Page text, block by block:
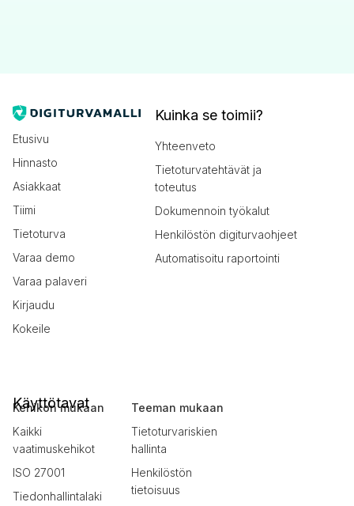
Etusivu
Hinnasto
Asiakkaat
Tiimi
Tietoturva
Varaa demo
Varaa palaveri
Kirjaudu
Kokeile
Kuinka se toimii?
Yhteenveto
Tietoturvatehtävät ja
toteutus
Dokumennoin työkalut
Henkilöstön digiturvaohjeet
Automatisoitu raportointi
Käyttötavat
Kehikon mukaan
Kaikki
vaatimuskehikot
ISO 27001
Tiedonhallintalaki
Teeman mukaan
Tietoturvariskien
hallinta
Henkilöstön
tietoisuus